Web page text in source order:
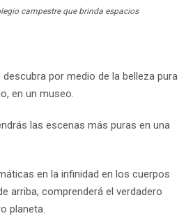
campestre que brinda espacios
por medio de la belleza pura
en un museo.
las escenas más puras en una
en la infinidad en los cuerpos
arriba, comprenderá el verdadero
planeta.